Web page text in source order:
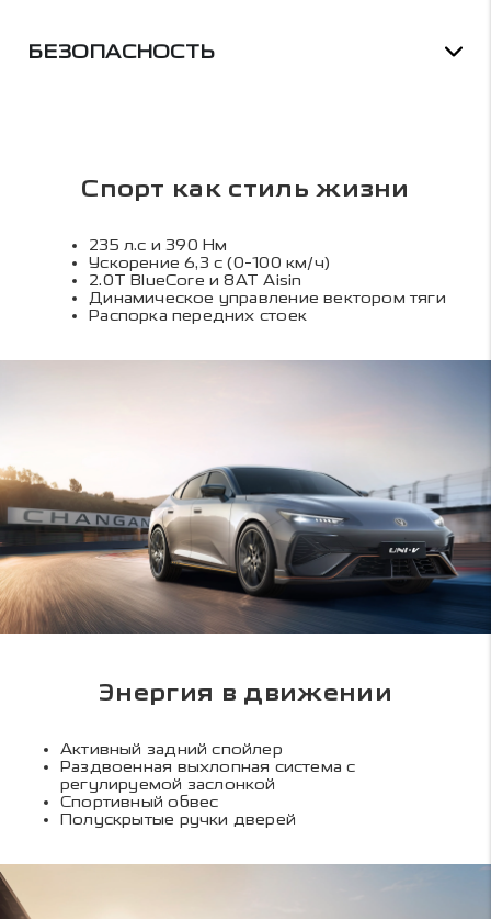
БЕЗОПАСНОСТЬ
Спорт как стиль жизни
235 л.с и 390 Нм
Ускорение 6,3 с (0-100 км/ч)
2.0Т BlueCore и 8АТ Aisin
Динамическое управление вектором тяги
Распорка передних стоек
Энергия в движении
Активный задний спойлер
Раздвоенная выхлопная система с
регулируемой заслонкой
Спортивный обвес
Полускрытые ручки дверей